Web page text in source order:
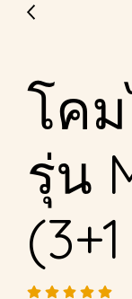
โค
รุ่น